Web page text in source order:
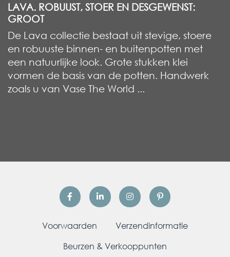
LAVA. ROBUUST, STOER EN DESGEWENST:
GROOT
De Lava collectie bestaat uit stevige, stoere
en robuuste binnen- en buitenpotten met
een natuurlijke look. Grote stukken klei
vormen de basis van de potten. Handwerk
zoals u van Vase The World ...
Voorwaarden
Verzendinformatie
Beurzen & Verkooppunten